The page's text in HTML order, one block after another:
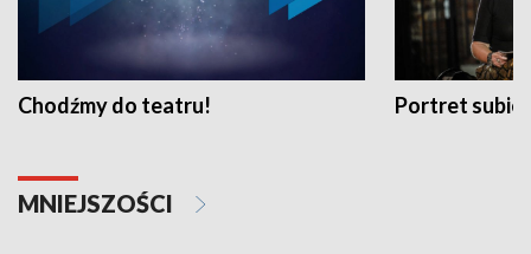
Chodźmy do teatru! Portret
MNIEJSZOŚCI